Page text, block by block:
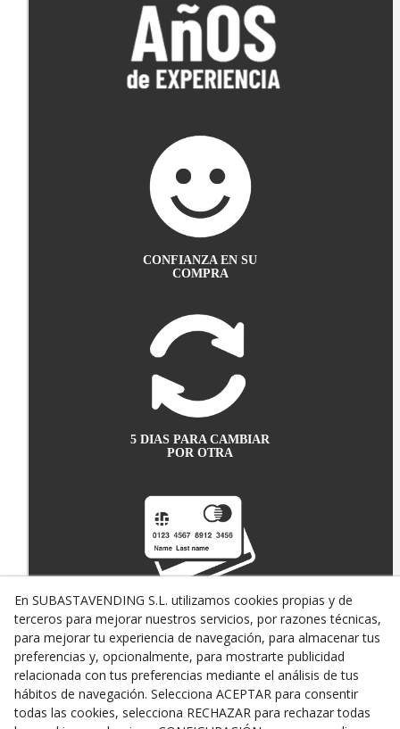
CONFIANZA EN SU
COMPRA
5 DIAS PARA CAMBIAR
POR OTRA
PAGO SEGURO CON
TARJETA DE CRÉDITO
En SUBASTAVENDING S.L. utilizamos cookies propias y de
terceros para mejorar nuestros servicios, por razones técnicas,
para mejorar tu experiencia de navegación, para almacenar tus
preferencias y, opcionalmente, para mostrarte publicidad
relacionada con tus preferencias mediante el análisis de tus
hábitos de navegación. Selecciona ACEPTAR para consentir
todas las cookies, selecciona RECHAZAR para rechazar todas